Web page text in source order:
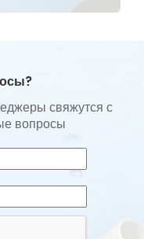
свяжутся с
вопросы